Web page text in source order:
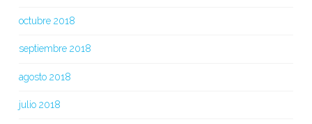
octubre 2018
septiembre 2018
agosto 2018
julio 2018